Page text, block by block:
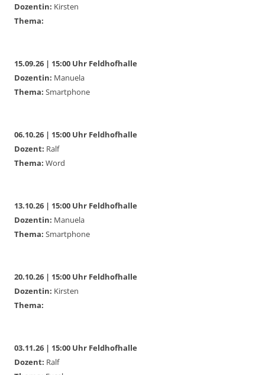
Dozentin: Kirsten
Thema:
15.09.26 | 15:00 Uhr Feldhofhalle
Dozentin: Manuela
Thema: Smartphone
06.10.26 | 15:00 Uhr Feldhofhalle
Dozent: Ralf
Thema: Word
13.10.26 | 15:00 Uhr Feldhofhalle
Dozentin: Manuela
Thema: Smartphone
20.10.26 | 15:00 Uhr Feldhofhalle
Dozentin: Kirsten
Thema:
03.11.26 | 15:00 Uhr Feldhofhalle
Dozent: Ralf